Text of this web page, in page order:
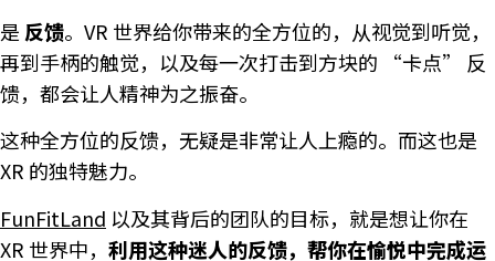
是 反馈。VR 世界给你带来的全方位的，从视觉到听觉，
再到手柄的触觉，以及每一次打击到方块的 “卡点” 反
馈，都会让人精神为之振奋。
这种全方位的反馈，无疑是非常让人上瘾的。而这也是
XR 的独特魅力。
FunFitLand 以及其背后的团队的目标，就是想让你在
XR 世界中， 利用这种迷人的反馈，帮你在愉悦中完成运